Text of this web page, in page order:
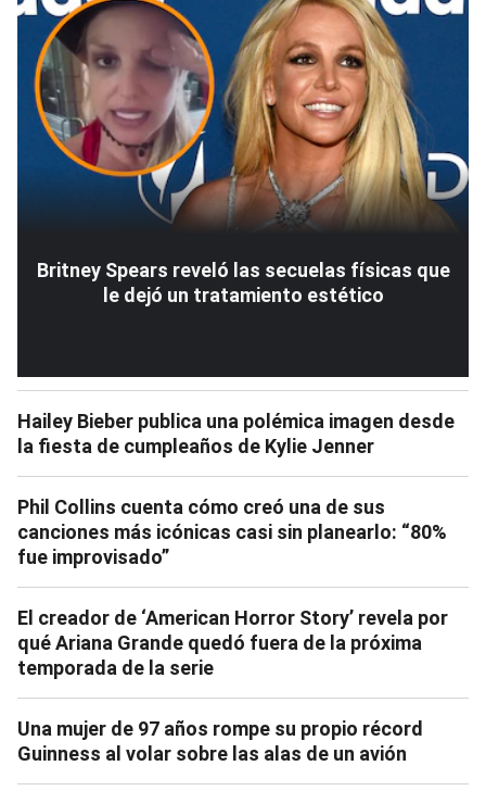
Britney Spears reveló las secuelas físicas que
le dejó un tratamiento estético
Hailey Bieber publica una polémica imagen desde
la fiesta de cumpleaños de Kylie Jenner
Phil Collins cuenta cómo creó una de sus
canciones más icónicas casi sin planearlo: “80%
fue improvisado”
El creador de ‘American Horror Story’ revela por
qué Ariana Grande quedó fuera de la próxima
temporada de la serie
Una mujer de 97 años rompe su propio récord
Guinness al volar sobre las alas de un avión